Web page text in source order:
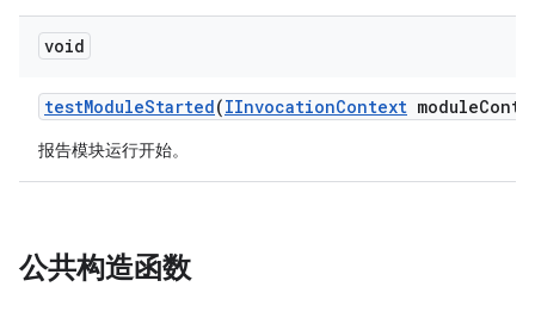
void
testModuleStarted(IInvocationContext module
报告模块运行开始。
公共构造函数